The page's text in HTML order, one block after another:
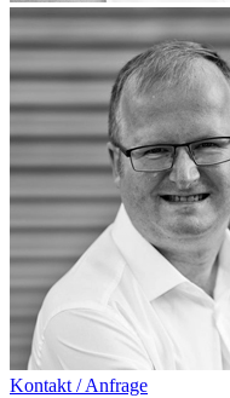
Kontakt / Anfrage